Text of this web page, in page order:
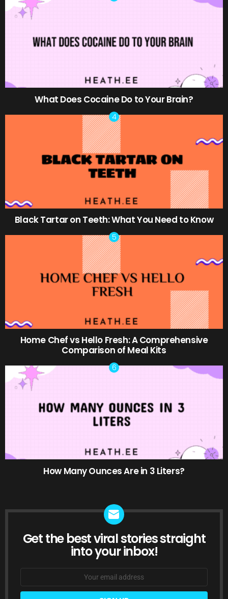
What Does Cocaine Do to Your Brain?
Black Tartar on Teeth: What You Need to Know
Home Chef vs Hello Fresh: A Comprehensive
Comparison of Meal Kits
How Many Ounces Are in 3 Liters?
NEWSLETTER
Get the best viral stories straight
into your inbox!
Email